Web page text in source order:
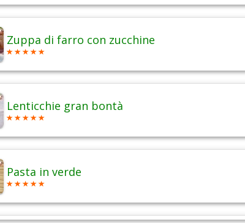
Zuppa di farro con zucchine
Lenticchie gran bontà
Pasta in verde